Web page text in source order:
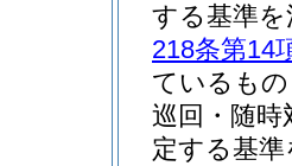
する基準
218条第14
ているも
巡回・随時
定する基